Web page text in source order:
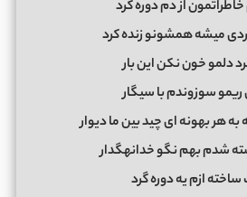
از دم دوره کرد
میشه همشونو زنده کرد
دلمو خون نکن این بار
ریمو سوزوندم با سیگار
هر بهونه ای چید بین ما دیوار
شدم بهم نگو خدانهگدار
ازم یه دوره گرد